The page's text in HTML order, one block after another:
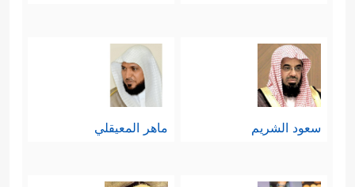
أَفۡوَ ٰ⁠هِهِمۡ وَتُكَلِّمُنَاۤ أَیۡدِیهِمۡ وَتَشۡهَدُ أَرۡجُلُهُم بِمَا كَانُواْ
یَكۡسِبُونَ﴾.
خامسًا: يُوجِّهُ القرآن بعد كل هذا نداءَه
سعود الشريم ماهر المعيقلي